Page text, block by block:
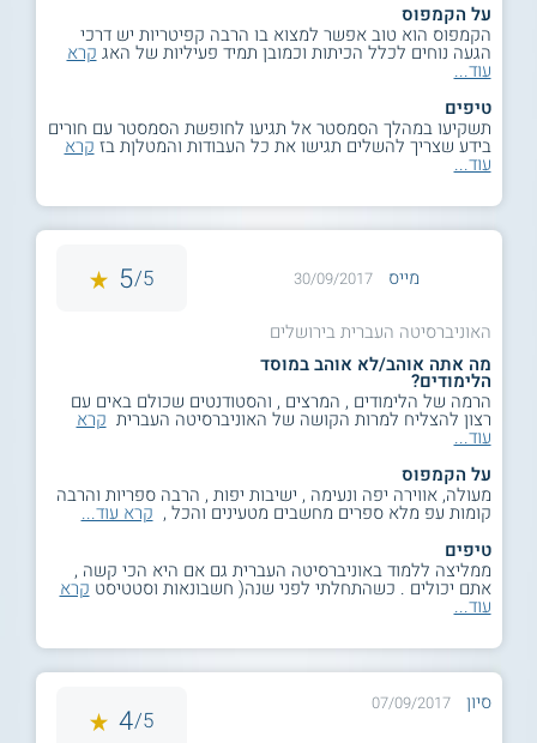
על הקמפוס
הקמפוס הוא טוב אפשר למצוא בו הרבה קפיטריות יש דרכי
הגעה נוחים לכלל הכיתות וכמובן תמיד פעיליות של האג קרא
עוד...
טיפים
תשקיעו במהלך הסמסטר אל תגיעו לחופשת הסמסטר עם חורים
בידע שצריך להשלים תגישו את כל העבודות והמטלןת בז קרא
עוד...
מייס 30/09/2017
5/
5
האוניברסיטה העברית בירושלים
מה אתה אוהב/לא אוהב במוסד
הלימודים?
הרמה של הלימודים , המרצים , והסטודנטים שכולם באים עם
רצון להצליח למרות הקושה של האוניברסיטה העברית קרא
עוד...
על הקמפוס
מעולה, אווירה יפה ונעימה , ישיבות יפות , הרבה ספריות והרבה
קומות עפ מלא ספרים מחשבים מטעינים והכל , קרא עוד...
טיפים
ממליצה ללמוד באוניברסיטה העברית גם אם היא הכי קשה ,
אתם יכולים . כשהתחלתי לפני שנה( חשבונאות וסטטיסט קרא
עוד...
סיון 07/09/2017
5/
4